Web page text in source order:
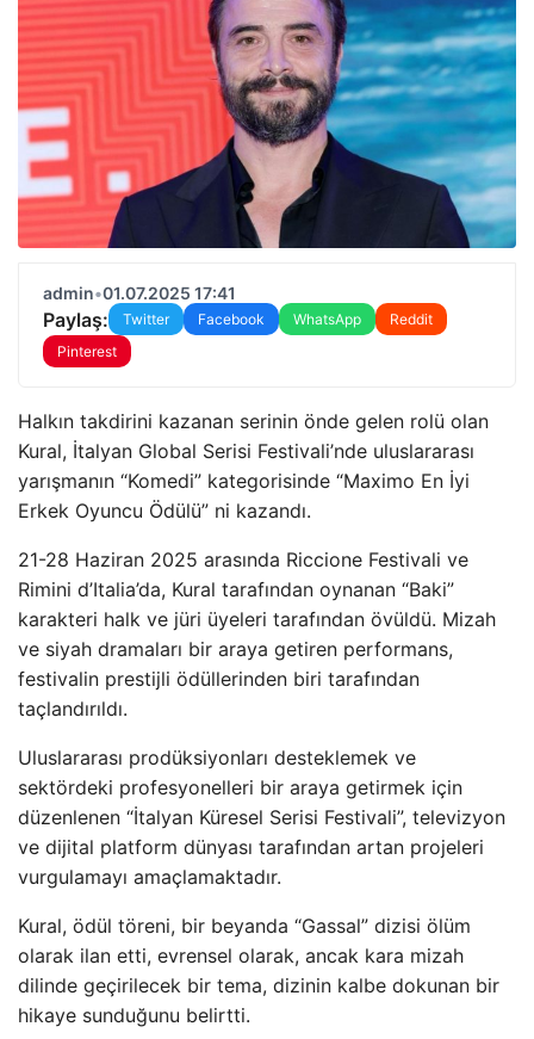
admin•01.07.2025 17:41
Paylaş: Twitter Facebook WhatsApp
Reddit
Pinterest
Halkın takdirini kazanan serinin önde gelen rolü olan
Kural, İtalyan Global Serisi Festivali’nde uluslararası
yarışmanın “Komedi” kategorisinde “Maximo En İyi
Erkek Oyuncu Ödülü” ni kazandı.
21-28 Haziran 2025 arasında Riccione Festivali ve
Rimini d’Italia’da, Kural tarafından oynanan “Baki”
karakteri halk ve jüri üyeleri tarafından övüldü. Mizah
ve siyah dramaları bir araya getiren performans,
festivalin prestijli ödüllerinden biri tarafından
taçlandırıldı.
Uluslararası prodüksiyonları desteklemek ve
sektördeki profesyonelleri bir araya getirmek için
düzenlenen “İtalyan Küresel Serisi Festivali”, televizyon
ve dijital platform dünyası tarafından artan projeleri
vurgulamayı amaçlamaktadır.
Kural, ödül töreni, bir beyanda “Gassal” dizisi ölüm
olarak ilan etti, evrensel olarak, ancak kara mizah
dilinde geçirilecek bir tema, dizinin kalbe dokunan bir
hikaye sunduğunu belirtti.